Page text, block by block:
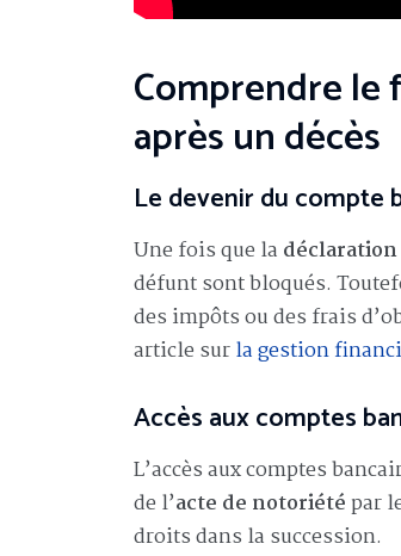
Comprendre le
après un décès
Le devenir du compte
Une fois que la déclaration
défunt sont bloqués.
des impôts ou des frais
article surla gestion
Accès aux comptes
L’accès aux comptes
de l’acte de notoriétépar
droits dans la succession.